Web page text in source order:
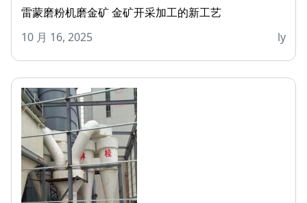
雷蒙磨粉机磨金矿 金矿开采加工的新工艺
10 月 16, 2025
ly